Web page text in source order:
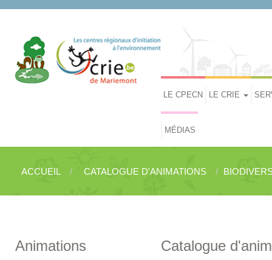
LE CPECN LE CRIE
MÉDIAS
ACCUEIL CATALOGUE D'ANIMATIONS
Animations Catalogue